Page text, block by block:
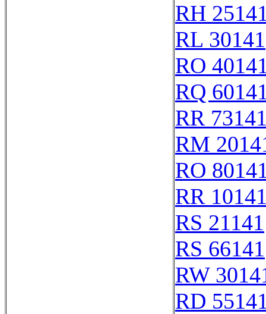
RH
RL 30141
RO
RQ
RR
RM
RO
RR
RS 21141
RS 66141
RW
RD